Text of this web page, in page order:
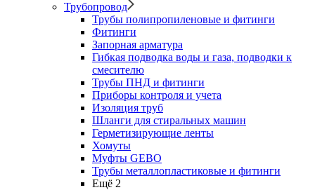
Трубопровод
Трубы полипропиленовые и фитинги
Фитинги
Запорная арматура
Гибкая подводка воды и газа, подводки к
смесителю
Трубы ПНД и фитинги
Приборы контроля и учета
Изоляция труб
Шланги для стиральных машин
Герметизирующие ленты
Хомуты
Муфты GEBO
Трубы металлопластиковые и фитинги
Ещё 2